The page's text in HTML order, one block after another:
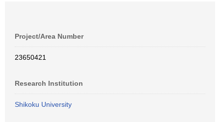
Project/Area Number
23650421
Research Institution
Shikoku University